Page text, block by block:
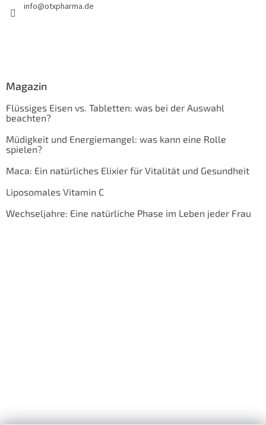
info@otxpharma.de
Magazin
Flüssiges Eisen vs. Tabletten: was bei der Auswahl
beachten?
Müdigkeit und Energiemangel: was kann eine Rolle
spielen?
Maca: Ein natürliches Elixier für Vitalität und Gesundheit
Liposomales Vitamin C
Wechseljahre: Eine natürliche Phase im Leben jeder Frau